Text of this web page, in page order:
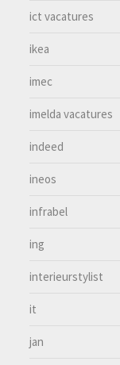
ict vacatures
ikea
imec
imelda vacatures
indeed
ineos
infrabel
ing
interieurstylist
it
jan